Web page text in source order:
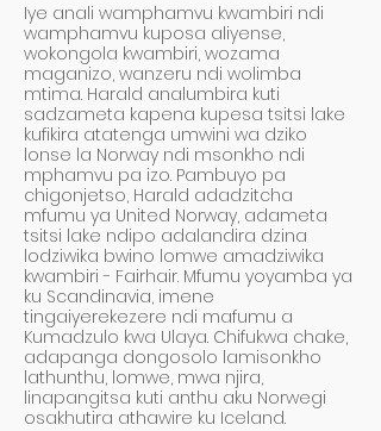
Iye anali wamphamvu kwambiri ndi
wamphamvu kuposa aliyense,
wokongola kwambiri, wozama
maganizo, wanzeru ndi wolimba
mtima. Harald analumbira kuti
sadzameta kapena kupesa tsitsi lake
kufikira atatenga umwini wa dziko
lonse la Norway ndi msonkho ndi
mphamvu pa izo. Pambuyo pa
chigonjetso, Harald adadzitcha
mfumu ya United Norway, adameta
tsitsi lake ndipo adalandira dzina
lodziwika bwino lomwe amadziwika
kwambiri - Fairhair. Mfumu yoyamba ya
ku Scandinavia, imene
tingaiyerekezere ndi mafumu a
Kumadzulo kwa Ulaya. Chifukwa chake,
adapanga dongosolo lamisonkho
lathunthu, lomwe, mwa njira,
linapangitsa kuti anthu aku Norwegi
osakhutira athawire ku Iceland.